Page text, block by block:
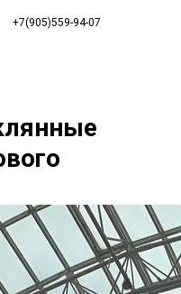
+7(905)559-94-07